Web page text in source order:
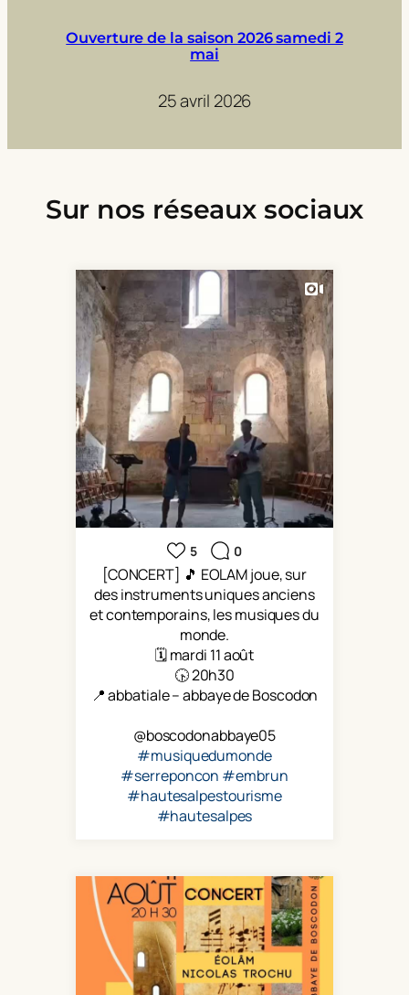
Ouverture de la saison 2026 samedi 2
mai
25 avril 2026
Sur nos réseaux sociaux
5 0
[CONCERT] 🎵 EOLAM joue, sur
des instruments uniques anciens
et contemporains, les musiques du
monde.
🗓 mardi 11 août
🕟 20h30
📍 abbatiale – abbaye de Boscodon
@boscodonabbaye05
#musiquedumonde
#serreponcon #embrun
#hautesalpestourisme
#hautesalpes